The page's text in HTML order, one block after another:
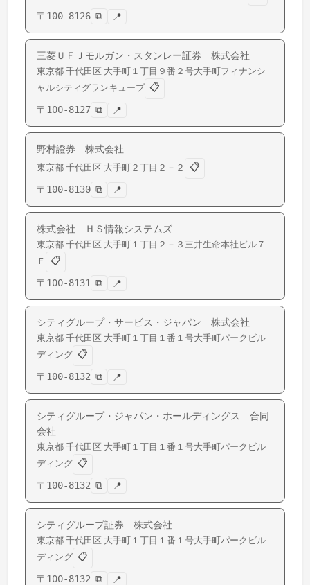
〒 100-8126 ⧉ 📍
三菱ＵＦＪモルガン・スタンレー証券 株式会社
東京都 千代田区 大手町 １丁目９番２号大手町フィナンシ
ャルシティグランキューブ 📋
〒 100-8127 ⧉ 📍
野村證券 株式会社
東京都 千代田区 大手町 ２丁目２－２
📋
〒 100-8130 ⧉ 📍
株式会社 ＨＳ情報システムズ
東京都 千代田区 大手町 １丁目２－３三井生命本社ビル７
Ｆ
📋
〒 100-8131 ⧉ 📍
シティグループ・サービス・ジャパン 株式会社
東京都 千代田区 大手町 １丁目１番１号大手町パークビル
ディング 📋
〒 100-8132 ⧉ 📍
シティグループ・ジャパン・ホールディングス 合同
会社
東京都 千代田区 大手町 １丁目１番１号大手町パークビル
ディング 📋
〒 100-8132 ⧉ 📍
シティグループ証券 株式会社
東京都 千代田区 大手町 １丁目１番１号大手町パークビル
ディング 📋
〒 100-8132 ⧉ 📍